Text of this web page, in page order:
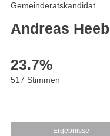
Gemeinderatskandidat
Andreas Heeb
23.7%
517 Stimmen
Ergebnisse